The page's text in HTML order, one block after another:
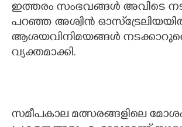
ഇത്തരം സംഭവങ്ങൾ അവിടെ
പറഞ്ഞ അശ്വിൻ
ആശയവിനിമയങ്ങൾ
വ്യക്തമാക്കി.
സമീപകാല മത്സരങ്ങളിലെ മോശം